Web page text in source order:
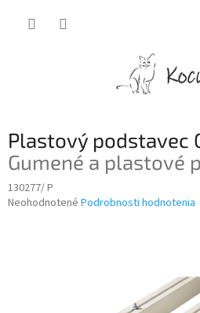
Plastový podstavec
Gumené a plastové
130277/ P
Priemerné
Neohodnotené Podrobnosti hodnotenia